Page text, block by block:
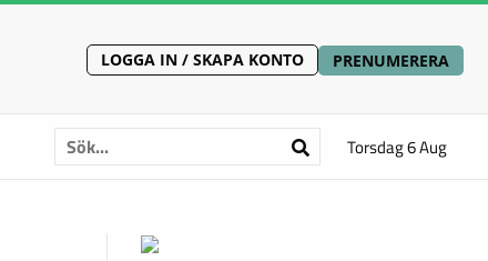
LOGGA IN / SKAPA KONTO PRENUMERERA
Torsdag 6 Aug